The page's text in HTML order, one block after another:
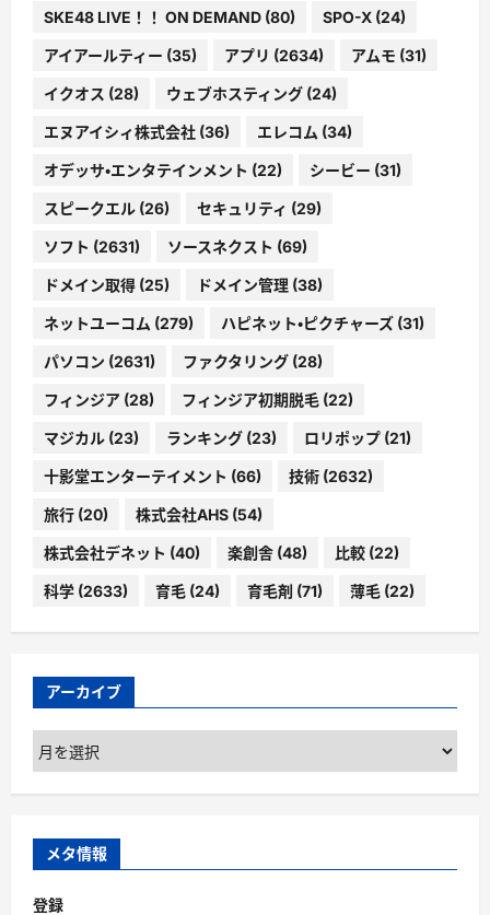
SKE48 LIVE！！ ON DEMAND (80) SPO-X (24)
アイアールティー (35) アプリ (2634) アムモ (31)
イクオス (28) ウェブホスティング (24)
エヌアイシィ株式会社 (36) エレコム (34)
オデッサ・エンタテインメント (22) シービー (31)
スピークエル (26) セキュリティ (29)
ソフト (2631) ソースネクスト (69)
ドメイン取得 (25) ドメイン管理 (38)
ネットユーコム (279) ハピネット・ピクチャーズ (31)
パソコン (2631) ファクタリング (28)
フィンジア (28) フィンジア初期脱毛 (22)
マジカル (23) ランキング (23) ロリポップ (21)
十影堂エンターテイメント (66) 技術 (2632)
旅行 (20) 株式会社AHS (54)
株式会社デネット (40) 楽創舎 (48) 比較 (22)
科学 (2633) 育毛 (24) 育毛剤 (71) 薄毛 (22)
アーカイブ
ア
ー
カ
ブ
メタ情報
登録